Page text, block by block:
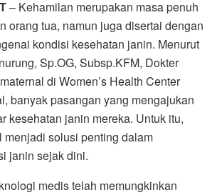
– Kehamilan merupakan masa penuh
orang tua, namun juga disertai dengan
kondisi kesehatan janin. Menurut
Sp.OG, Subsp.KFM, Dokter
di Women’s Health Center
banyak pasangan yang mengajukan
kesehatan janin mereka. Untuk itu,
menjadi solusi penting dalam
janin sejak dini.
medis telah memungkinkan